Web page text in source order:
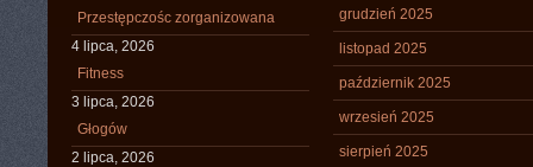
Przestępczośc zorganizowana
4 lipca, 2026
Fitness
3 lipca, 2026
Głogów
2 lipca, 2026
grudzień 2025
listopad 2025
październik 2025
wrzesień 2025
sierpień 2025